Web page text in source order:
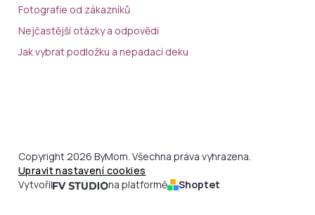
Fotografie od zákazníků
Nejčastější otázky a odpovědi
Jak vybrat podložku a nepadací deku
Copyright 2026 ByMom. Všechna práva vyhrazena.
Upravit nastavení cookies
Vytvořil
na platformě Shoptet